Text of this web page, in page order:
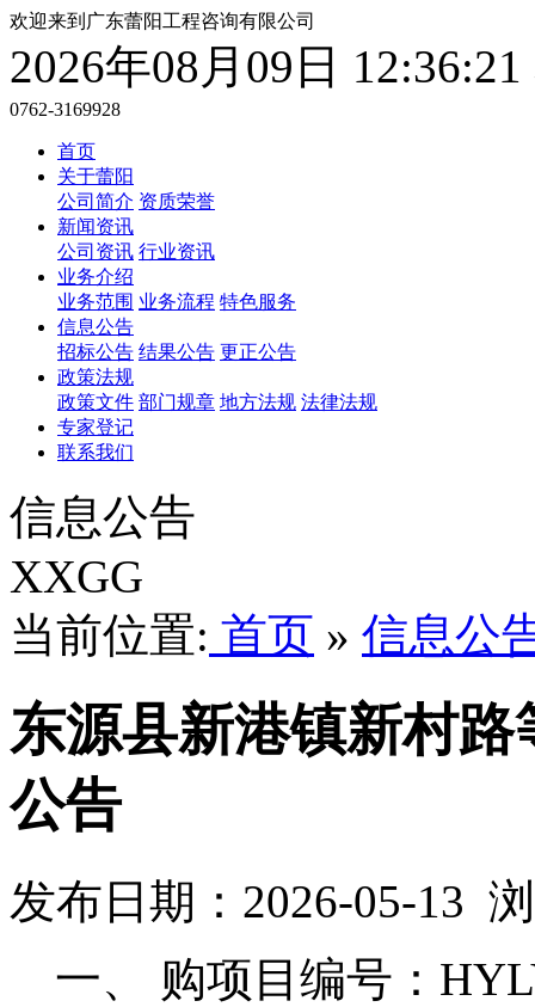
欢迎来到广东蕾阳工程咨询有限公司
2026年08月09日
0762-3169928
首页
关于蕾阳
公司简介 资质荣誉
新闻资讯
公司资讯 行业资讯
业务介绍
业务范围 业务流程 特色服务
信息公告
招标公告 结果公告 更正公告
政策法规
政策文件 部门规章 地方法规 法律法规
专家登记
联系我们
信息公告
XXGG
当前位置: 首页 » 信息公
东源县新港镇新村
公告
发布日期：2026-05-13
一、 购项目编号：